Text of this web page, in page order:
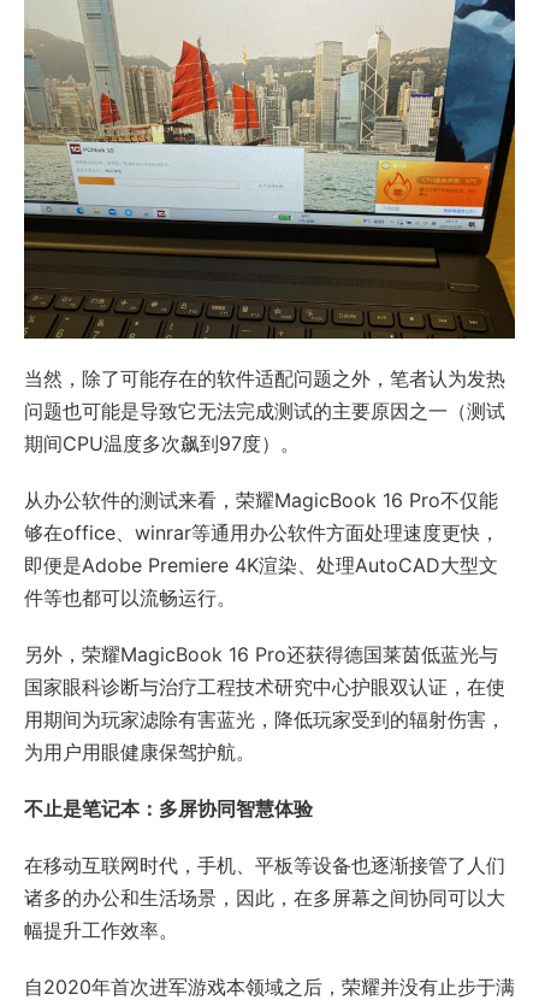
当然，除了可能存在的软件适配问题之外，笔者认为发热
问题也可能是导致它无法完成测试的主要原因之一（测试
期间CPU温度多次飙到97度）。
从办公软件的测试来看，荣耀MagicBook 16 Pro不仅能
够在office、winrar等通用办公软件方面处理速度更快，
即便是Adobe Premiere 4K渲染、处理AutoCAD大型文
件等也都可以流畅运行。
另外，荣耀MagicBook 16 Pro还获得德国莱茵低蓝光与
国家眼科诊断与治疗工程技术研究中心护眼双认证，在使
用期间为玩家滤除有害蓝光，降低玩家受到的辐射伤害，
为用户用眼健康保驾护航。
不止是笔记本：多屏协同智慧体验
在移动互联网时代，手机、平板等设备也逐渐接管了人们
诸多的办公和生活场景，因此，在多屏幕之间协同可以大
幅提升工作效率。
自2020年首次进军游戏本领域之后，荣耀并没有止步于满